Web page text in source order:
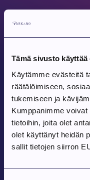
Tämä sivusto käyttää
Käytämme evästeitä
räätälöimiseen,
tukemiseen ja
Kumppanimme
tietoihin, joita olet
olet käyttänyt heidän
sallit tietojen siirron
Parkanon Kaupunki
Parkanontie 37
39700 Parkano
Kaupungintalon
Arkipäivisin klo 9 – 15
Vaihde: